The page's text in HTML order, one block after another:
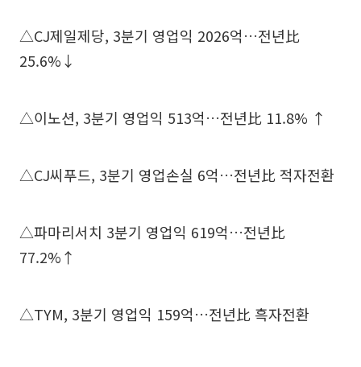
△CJ제일제당, 3분기 영업익 2026억…전년比
25.6%↓
△이노션, 3분기 영업익 513억…전년比 11.8% ↑
△CJ씨푸드, 3분기 영업손실 6억…전년比 적자전환
△파마리서치 3분기 영업익 619억…전년比
77.2%↑
△TYM, 3분기 영업익 159억…전년比 흑자전환